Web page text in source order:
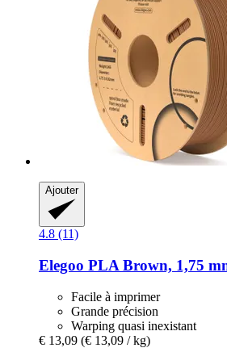
Ajouter
4.8 (11)
Elegoo PLA Brown, 1,75
Facile à imprimer
Grande précision
Warping quasi inexistant
€ 13,09 (€ 13,09 / kg)